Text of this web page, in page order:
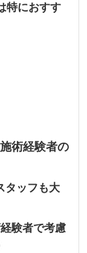
特におすす
術経験者の
タッフも大
験者で考慮